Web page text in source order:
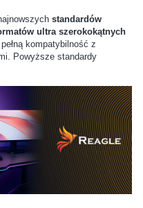
standardów
ultra szerokokątnych
kompatybilność z
Powyższe standardy